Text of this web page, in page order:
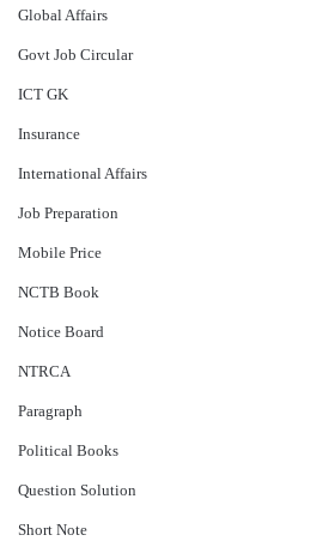
Global Affairs
Govt Job Circular
ICT GK
Insurance
International Affairs
Job Preparation
Mobile Price
NCTB Book
Notice Board
NTRCA
Paragraph
Political Books
Question Solution
Short Note